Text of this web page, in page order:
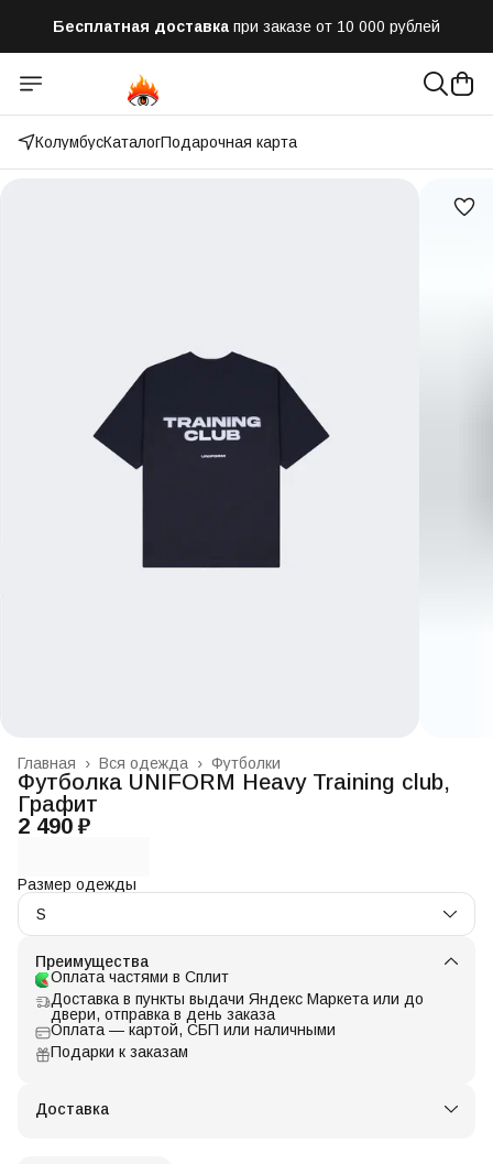
Бесплатная доставка при заказе от 10 000 рублей
Отправим заказ в течении часа после оформления
Оплатим до 50% доставки
КолумбусКаталогПодарочная карта
Футболки
Вся одежда ›
Главная ›
Футболка UNIFORM Heavy Training club,
Графит
2 490 ₽
Размер одежды
S
Преимущества
Оплата частями в Сплит
Доставка в пункты выдачи Яндекс Маркета или до
двери, отправка в день заказа
Оплата — картой, СБП или наличными
Подарки к заказам
Доставка